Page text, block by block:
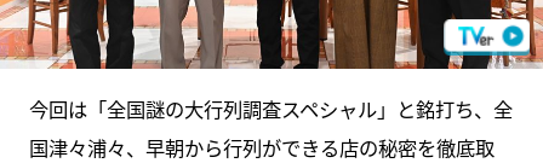
今回は「全国謎の大行列調査スペシャル」と銘打ち、全
国津々浦々、早朝から行列ができる店の秘密を徹底取